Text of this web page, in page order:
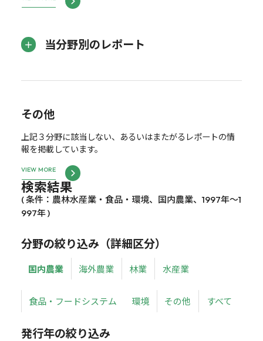
当分野別のレポート
その他
上記３分野に該当しない、あるいはまたがるレポートの情
報を掲載しています。
VIEW MORE
検索結果
( 条件：農林水産業・食品・環境、国内農業、1997年～1
997年 )
分野の絞り込み（詳細区分）
国内農業 海外農業 林業 水産業
食品・フードシステム 環境 その他 すべて
発行年の絞り込み